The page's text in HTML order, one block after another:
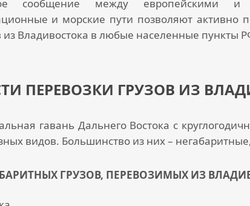
сообщение между европейскими и
и морские пути позволяют активно
из Владивостока в любые населенные пункты
ПЕРЕВОЗКИ ГРУЗОВ ИЗ
гавань Дальнего Востока с
видов. Большинство из них –
ГРУЗОВ, ПЕРЕВОЗИМЫХ ИЗ